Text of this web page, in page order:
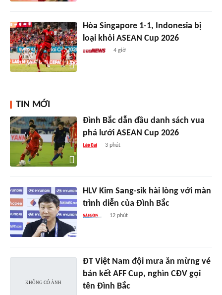
Hòa Singapore 1-1, Indonesia bị
loại khỏi ASEAN Cup 2026
4 giờ
TIN MỚI
Đình Bắc dẫn đầu danh sách vua
phá lưới ASEAN Cup 2026
3 phút
HLV Kim Sang-sik hài lòng với màn
trình diễn của Đình Bắc
12 phút
ĐT Việt Nam đội mưa ăn mừng vé
bán kết AFF Cup, nghìn CĐV gọi
tên Đình Bắc